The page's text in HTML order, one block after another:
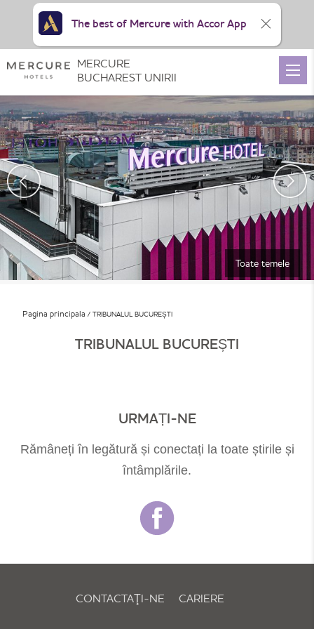
Toate temele
Pagina principala TRIBUNALUL BUCUREȘTI
TRIBUNALUL BUCUREȘTI
URMAȚI-NE
Rămâneți în legătură și conectați la toate știrile și
întâmplările.
CONTACTAŢI-NE CARIERE
MERCURE
BUCHAREST UNIRII
The best of Mercure with Accor App